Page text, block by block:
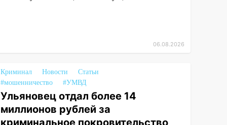
06.08.2026
Криминал Новости
Статьи
#мошенничество
#УМВД
Ульяновец отдал более 14
миллионов рублей за
криминальное покровительство